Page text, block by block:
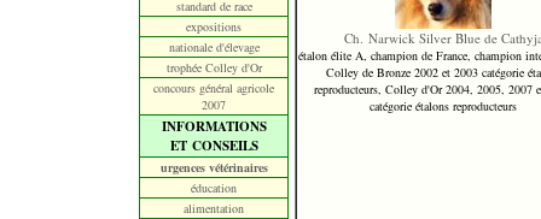
standard de race
expositions
nationale d'élevage
trophée Colley d'Or
concours général agricole
2007
INFORMATIONS
ET CONSEILS
urgences vétérinaires
éducation
alimentation
Ch. Narwick Silver Blue de
étalon élite A, champion de France, champion
Colley de Bronze 2002 et 2003 catégorie
reproducteurs, Colley d'Or 2004, 2005, 2007
catégorie étalons reproducteurs